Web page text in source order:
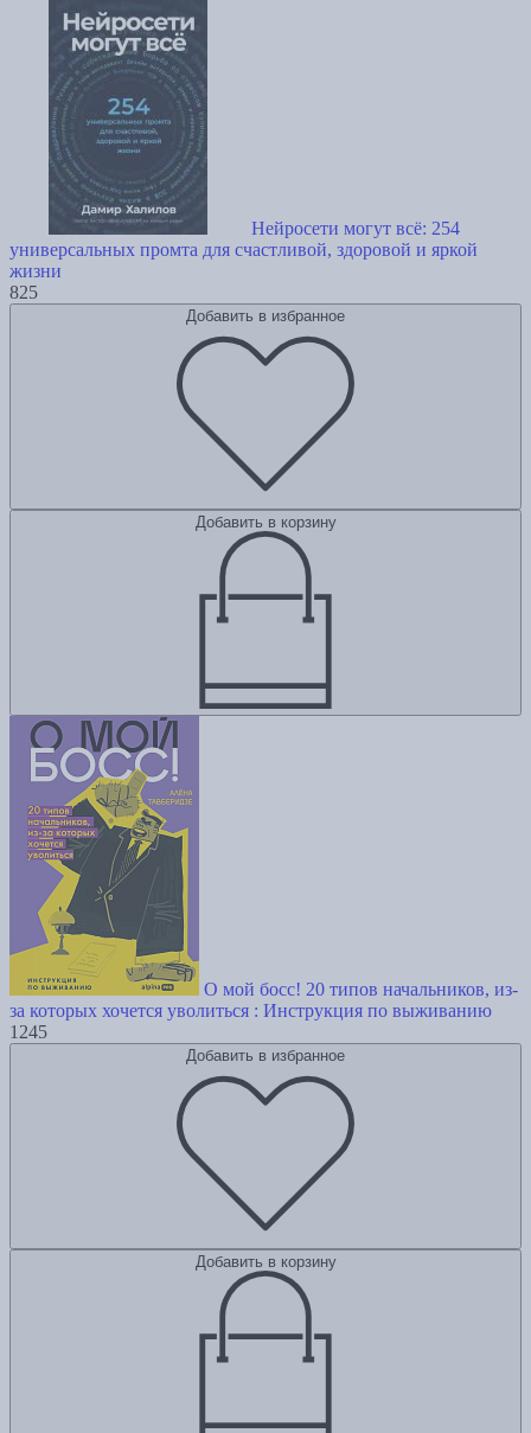
Нейросети могут всё: 254
универсальных промта для счастливой, здоровой и яркой
жизни
825
Добавить в избранное
Добавить в корзину
О мой босс! 20 типов начальников, из-
за которых хочется уволиться : Инструкция по выживанию
1245
Добавить в избранное
Добавить в корзину